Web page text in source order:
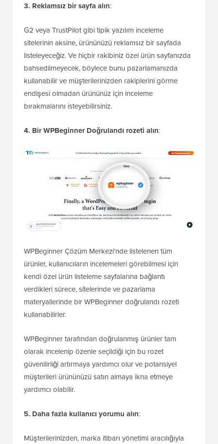
3. Reklamsız bir sayfa alın:
G2 veya TrustPilot gibi tipik yazılım inceleme
sitelerinin aksine, ürününüzü reklamsız bir sayfada
listeleyeceğiz. Ve hiçbir rakibiniz özel ürün sayfanızda
bahsedilmeyecek, böylece bunu pazarlamanızda
kullanabilir ve müşterilerinizden rakiplerini görme
endişesi olmadan ürününüz için inceleme
bırakmalarını isteyebilirsiniz.
4. Bir WPBeginner Doğrulandı rozeti alın:
WPBeginner Çözüm Merkezi'nde listelenen tüm
ürünler, kullanıcıların incelemeleri görebilmesi için
kendi özel ürün listeleme sayfalarına bağlantı
verdikleri sürece, sitelerinde ve pazarlama
materyallerinde bir WPBeginner doğrulandı rozeti
kullanabilirler.
WPBeginner tarafından doğrulanmış ürünler tam
olarak incelenip özenle seçildiği için bu rozet
güvenilirliği artırmaya yardımcı olur ve potansiyel
müşterileri ürününüzü satın almaya ikna etmeye
yardımcı olabilir.
5. Daha fazla kullanıcı yorumu alın:
Müşterilerinizden, marka itibarı yönetimi aracılığıyla